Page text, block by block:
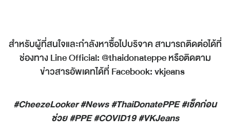
สำหรับผู้ที่สนใจและกำลังหาซื้อไปบริจาค สามารถติดต่อได้ที่
ช่องทาง Line Official: @thaidonateppe หรือติดตาม
ข่าวสารอัพเดทได้ที่ Facebook: vkjeans
#CheezeLooker #News #ThaiDonatePPE #เช็คก่อน
ช่วย #PPE #COVID19 #VKJeans